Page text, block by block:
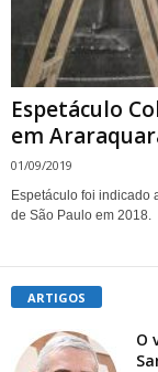
Espetáculo
em
01/09/2019
Espetáculo foi indicado
de São Paulo em 2018.
ARTIGOS
O